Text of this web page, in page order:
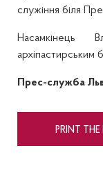
служіння біля
Насамкінець
архіпастирським
Прес-служба
PRINT